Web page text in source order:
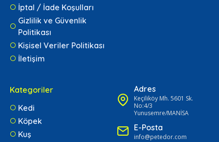
İptal / İade Koşulları
Gizlilik ve Güvenlik
Politikası
Kişisel Veriler Politikası
İletişim
Kategoriler
Kedi
Köpek
Kuş
Adres
Keçiliköy Mh. 5601 Sk.
No:4/3
Yunusemre/MANİSA
E-Posta
info@petedor.com